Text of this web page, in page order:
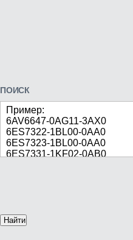
ПОИСК
Пример:
6AV6647-0AG11-3AX0
6ES7322-1BL00-0AA0
6ES7323-1BL00-0AA0
6ES7331-1KF02-0AB0
Найти